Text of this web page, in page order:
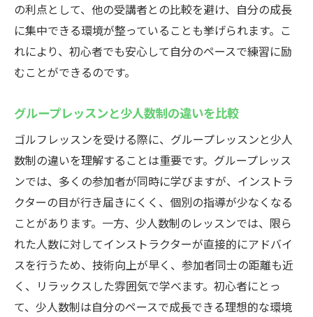
の利点として、他の受講者との比較を避け、自分の成長
に集中できる環境が整っていることも挙げられます。こ
れにより、初心者でも安心して自分のペースで練習に励
むことができるのです。
グループレッスンと少人数制の違いを比較
ゴルフレッスンを受ける際に、グループレッスンと少人
数制の違いを理解することは重要です。グループレッス
ンでは、多くの参加者が同時に学びますが、インストラ
クターの目が行き届きにくく、個別の指導が少なくなる
ことがあります。一方、少人数制のレッスンでは、限ら
れた人数に対してインストラクターが直接的にアドバイ
スを行うため、技術向上が早く、参加者同士の距離も近
く、リラックスした雰囲気で学べます。初心者にとっ
て、少人数制は自分のペースで成長できる理想的な環境